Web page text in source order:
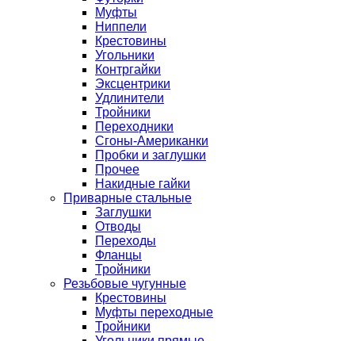
Муфты
Ниппели
Крестовины
Угольники
Контргайки
Эксцентрики
Удлинители
Тройники
Переходники
Сгоны-Американки
Пробки и заглушки
Прочее
Накидные гайки
Приварные стальные
Заглушки
Отводы
Переходы
Фланцы
Тройники
Резьбовые чугунные
Крестовины
Муфты переходные
Тройники